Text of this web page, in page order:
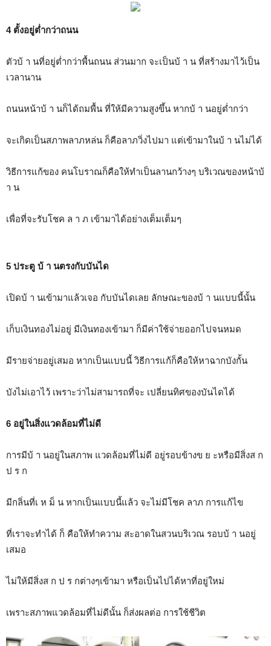
4 ตั้งอยู่ต่ำกว่าถนน
ตัวบ้ า นที่อยู่ต่ำกว่าพื้นถนน ส่วนมาก จะเป็นบ้ า น ที่สร้างมาไว้เป็น
เวลานาน
ถนนหน้าบ้ า นก็ได้ถมพื้น ที่ให้มีความสูงขึ้น หากบ้ า นอยู่ต่ำกว่า
จะเกิดเป็นสภาพลาภหล่น ก็คือลาภวิ่งไปมา แต่เข้ามาในบ้ า นไม่ได้
วิธีการแก้ของ คนโบราณก็คือให้ทำเป็นลานกว้างๆ บริเวณของหน้าบ้
า น
เพื่อที่จะรับโชค ล า ภ เข้ามาได้อย่างเต็มเต็มๆ
5 ประตู บ้ า นตรงกับบันได
เปิดบ้ า นเข้ามาแล้วเจอ กับบันไดเลย ลักษณะของบ้ า นแบบนี้นั้น
เก็บเงินทองไม่อยู่ มีเงินทองเข้ามา ก็มีค่าใช้จ่ายออกไปจนหมด
มีรายจ่ายอยู่เสมอ หากเป็นแบบนี้ วิธีการแก้ก็คือให้หาฉากบังกั้น
บังไม่เอาไว้ เพราะว่าไม่สามารถที่จะ เปลี่ยนทิศของบันไดได้
6 อยู่ในสิ่งแวดล้อมที่ไม่ดี
การมีบ้ า นอยู่ในสภาพ แวดล้อมที่ไม่ดี อยู่รอบข้างข ย ะหรือมีสิ่งส ก
ป ร ก
มีกลิ่นที่เ ห ม็ น หากเป็นแบบนี้แล้ว จะไม่มีโชค ลาภ การแก้ไข
ที่เราจะทำได้ ก็ คือให้ทำความ สะอาดในสวนบริเวณ รอบบ้ า นอยู่
เสมอ
ไม่ให้มีสิ่งส ก ป ร กต่างๆเข้ามา หรือเป็นไปได้หาที่อยู่ใหม่
เพราะสภาพแวดล้อมที่ไม่ดีนั้น ก็ส่งผลต่อ การใช้ชีวิต